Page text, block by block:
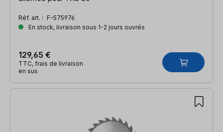
Réf. art. : F-575976
En stock, livraison sous 1-2 jours ouvrés
129,65 €
TTC, frais de livraison
en sus